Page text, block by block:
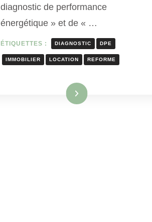
diagnostic de performance
énergétique » et de « …
ÉTIQUETTES : DIAGNOSTIC DPE
IMMOBILIER LOCATION REFORME
Lire la suite